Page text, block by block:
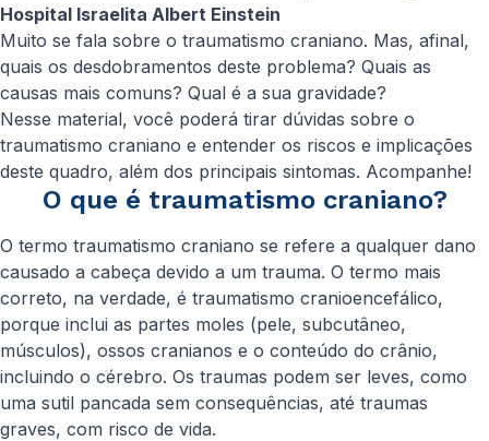
Hospital Israelita Albert Einstein
Muito se fala sobre o traumatismo craniano. Mas, afinal,
quais os desdobramentos deste problema? Quais as
causas mais comuns? Qual é a sua gravidade?
Nesse material, você poderá tirar dúvidas sobre o
traumatismo craniano e entender os riscos e implicações
deste quadro, além dos principais sintomas. Acompanhe!
O que é traumatismo craniano?
O termo traumatismo craniano se refere a qualquer dano
causado a cabeça devido a um trauma. O termo mais
correto, na verdade, é traumatismo cranioencefálico,
porque inclui as partes moles (pele, subcutâneo,
músculos), ossos cranianos e o conteúdo do crânio,
incluindo o cérebro. Os traumas podem ser leves, como
uma sutil pancada sem consequências, até traumas
graves, com risco de vida.